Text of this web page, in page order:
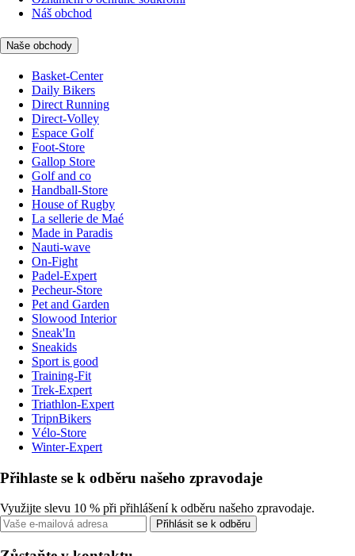
Náš obchod
Naše obchody
Basket-Center
Daily Bikers
Direct Running
Direct-Volley
Espace Golf
Foot-Store
Gallop Store
Golf and co
Handball-Store
House of Rugby
La sellerie de Maé
Made in Paradis
Nauti-wave
On-Fight
Padel-Expert
Pecheur-Store
Pet and Garden
Slowood Interior
Sneak'In
Sneakids
Sport is good
Training-Fit
Trek-Expert
Triathlon-Expert
TripnBikers
Vélo-Store
Winter-Expert
Přihlaste se k odběru našeho zpravodaje
Využijte slevu 10 % při přihlášení k odběru našeho zpravodaje.
Přihlásit se k odběru